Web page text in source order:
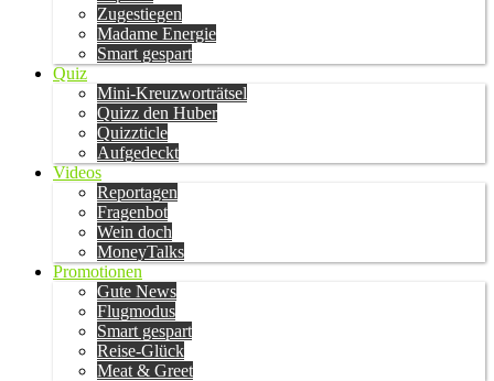
Zugestiegen
Madame Energie
Smart gespart
Quiz
Mini-Kreuzworträtsel
Quizz den Huber
Quizzticle
Aufgedeckt
Videos
Reportagen
Fragenbot
Wein doch
MoneyTalks
Promotionen
Gute News
Flugmodus
Smart gespart
Reise-Glück
Meat & Greet